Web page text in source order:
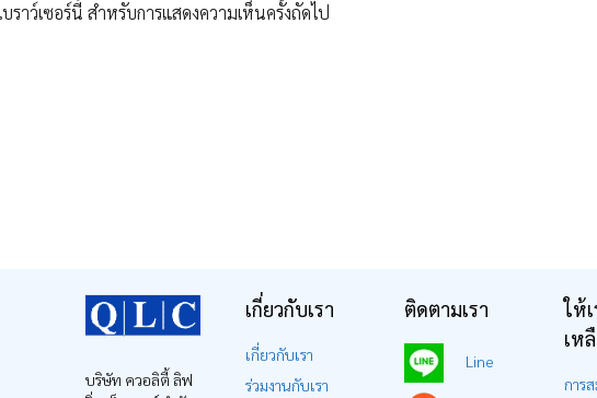
าว์เซอร์นี้ สำหรับการแสดงความเห็นครั้งถัดไป
บริษัท ควอลิตี้ ลิฟ
เกี่ยวกับเรา
เกี่ยวกับเรา
ร่วมงานกับเรา
ติดตามเรา
Line
ให้
เห
การ